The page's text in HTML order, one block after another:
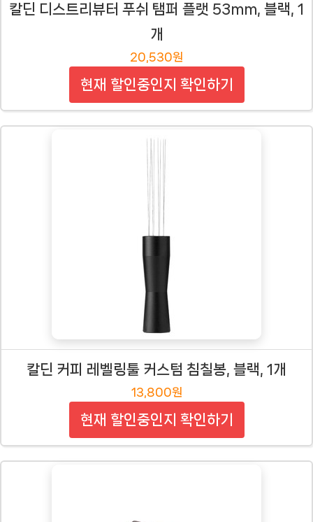
칼딘 디스트리뷰터 푸쉬 탬퍼 플랫 53mm, 블랙, 1
개
20,530원
현재 할인중인지 확인하기
칼딘 커피 레벨링툴 커스텀 침칠봉, 블랙, 1개
13,800원
현재 할인중인지 확인하기